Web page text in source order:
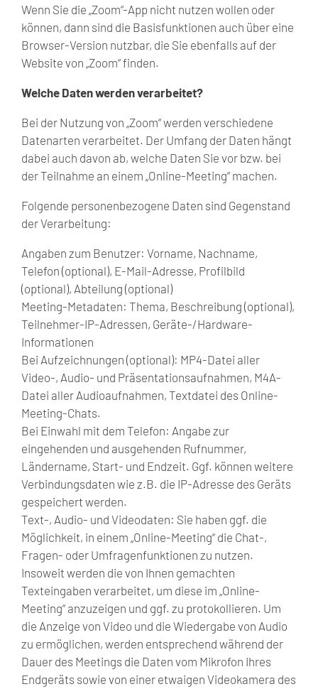
Wenn Sie die „Zoom“-App nicht nutzen wollen oder
können, dann sind die Basisfunktionen auch über eine
Browser-Version nutzbar, die Sie ebenfalls auf der
Website von „Zoom“ finden.
Welche Daten werden verarbeitet?
Bei der Nutzung von „Zoom“ werden verschiedene
Datenarten verarbeitet. Der Umfang der Daten hängt
dabei auch davon ab, welche Daten Sie vor bzw. bei
der Teilnahme an einem „Online-Meeting“ machen.
Folgende personenbezogene Daten sind Gegenstand
der Verarbeitung:
Angaben zum Benutzer: Vorname, Nachname,
Telefon (optional), E-Mail-Adresse, Profilbild
(optional), Abteilung (optional)
Meeting-Metadaten: Thema, Beschreibung (optional),
Teilnehmer-IP-Adressen, Geräte-/Hardware-
Informationen
Bei Aufzeichnungen (optional): MP4-Datei aller
Video-, Audio- und Präsentationsaufnahmen, M4A-
Datei aller Audioaufnahmen, Textdatei des Online-
Meeting-Chats.
Bei Einwahl mit dem Telefon: Angabe zur
eingehenden und ausgehenden Rufnummer,
Ländername, Start- und Endzeit. Ggf. können weitere
Verbindungsdaten wie z.B. die IP-Adresse des Geräts
gespeichert werden.
Text-, Audio- und Videodaten: Sie haben ggf. die
Möglichkeit, in einem „Online-Meeting“ die Chat-,
Fragen- oder Umfragenfunktionen zu nutzen.
Insoweit werden die von Ihnen gemachten
Texteingaben verarbeitet, um diese im „Online-
Meeting“ anzuzeigen und ggf. zu protokollieren. Um
die Anzeige von Video und die Wiedergabe von Audio
zu ermöglichen, werden entsprechend während der
Dauer des Meetings die Daten vom Mikrofon Ihres
Endgeräts sowie von einer etwaigen Videokamera des